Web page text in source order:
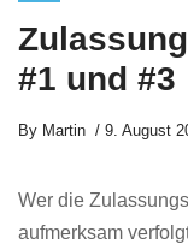
#1 und #3
By Martin 9. August
Wer die
aufmerksam